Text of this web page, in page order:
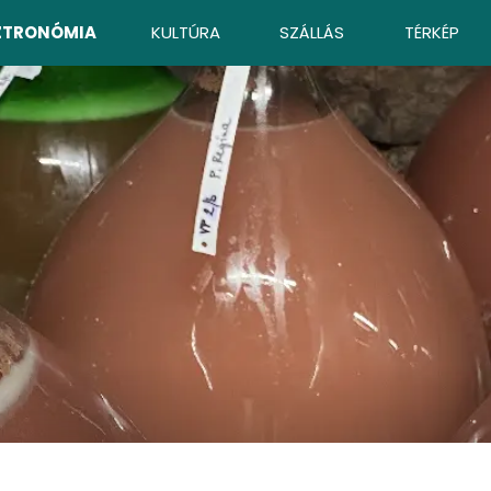
KULTÚRA SZÁLLÁS TÉRKÉP